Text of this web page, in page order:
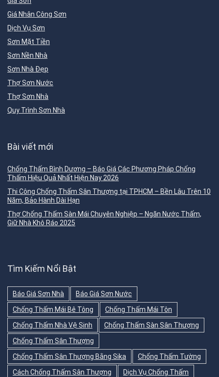
Giá Nhân Công Sơn
Dịch Vụ Sơn
Sơn Mặt Tiền
Sơn Nền Nhà
Sơn Nhà Đẹp
Thợ Sơn Nước
Thợ Sơn Nhà
Quy Trình Sơn Nhà
Bài viết mới
Chống Thấm Bình Dương – Báo Giá Các Phương Pháp Chống
Thấm Hiệu Quả Nhất Hiện Nay 2026
Thi Công Chống Thấm Sân Thượng tại TPHCM – Bền Lâu Trên 10
Năm, Bảo Hành Dài Hạn
Thợ Chống Thấm Sàn Mái Chuyên Nghiệp – Ngăn Nước Thấm,
Giữ Nhà Khô Ráo 2025
Tìm Kiếm Nổi Bật
Báo Giá Sơn Nhà
Báo Giá Sơn Nước
Chống Thấm Mái Bê Tông
Chống Thấm Mái Tôn
Chống Thấm Nhà Vệ Sinh
Chống Thấm Sàn Sân Thượng
Chống Thấm Sân Thượng
Chống Thấm Sân Thượng Bằng Sika
Chống Thấm Tường
Cách Chống Thấm Sân Thượng
Dịch Vụ Chống Thấm